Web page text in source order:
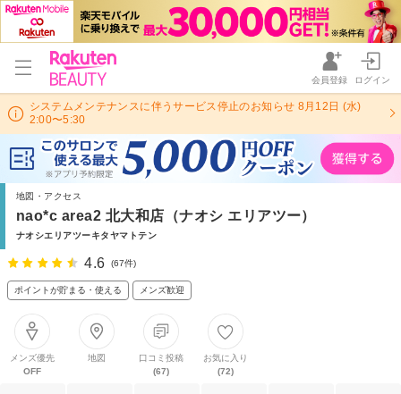
会員登録 ログイン
システムメンテナンスに伴うサービス停止のお知らせ 8月12日 (水)
2:00〜5:30
地図・アクセス
nao*c area2 北大和店（ナオシ エリアツー）
ナオシエリアツーキタヤマトテン
4.6 (67件)
ポイントが貯まる・使える メンズ歓迎
メンズ優先
OFF
地図
口コミ投稿
(67)
お気に入り
(72)